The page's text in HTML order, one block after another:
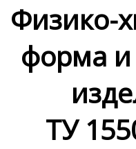
Физико-
форма и
ТУ